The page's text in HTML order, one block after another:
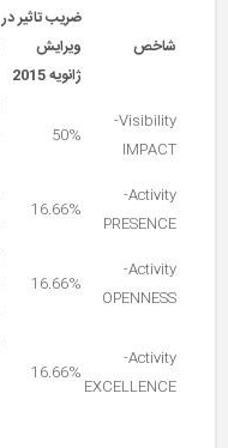
شاخص
ضریب تاثیر در
ویرایش
ژانویه 2015
Visibility-
IMPACT
50%
Activity-
PRESENCE
16.66%
Activity-
OPENNESS
16.66%
Activity-
EXCELLENCE
16.66%